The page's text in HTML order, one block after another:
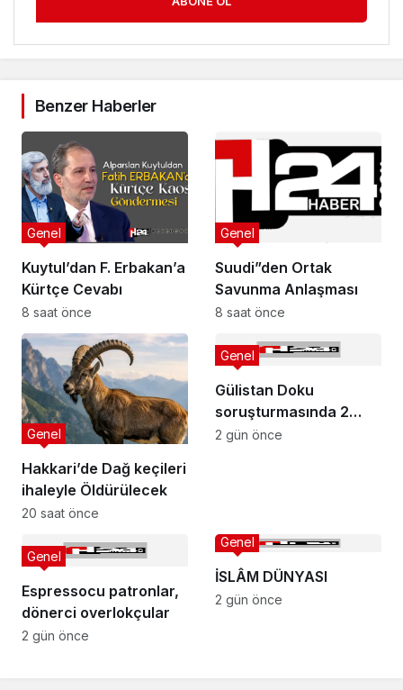
Benzer Haberler
Kuytul’dan F. Erbakan’a
Kürtçe Cevabı
Genel
8 saat önce
Suudi”den Ortak
Savunma Anlaşması
Genel
8 saat önce
Hakkari’de Dağ keçileri
ihaleyle Öldürülecek
Genel
20 saat önce
Gülistan Doku
soruşturmasında 2
dalgıç tutuklandı
Genel
2 gün önce
Espressocu patronlar,
dönerci overlokçular
Genel
2 gün önce
İSLÂM DÜNYASI
Genel
2 gün önce